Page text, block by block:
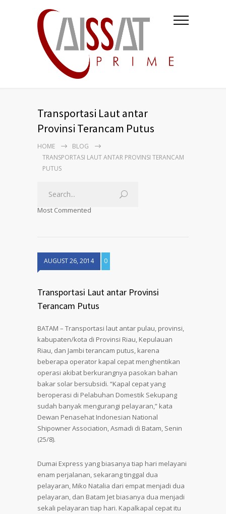
Transportasi Laut antar
Provinsi Terancam Putus
HOME
BLOG
TRANSPORTASI LAUT ANTAR PROVINSI TERANCAM
PUTUS
Most Commented
AUGUST 26, 2014 0
Transportasi Laut antar Provinsi
Terancam Putus
BATAM – Transportasi laut antar pulau, provinsi,
kabupaten/kota di Provinsi Riau, Kepulauan
Riau, dan Jambi terancam putus, karena
beberapa operator kapal cepat menghentikan
operasi akibat berkurangnya pasokan bahan
bakar solar bersubsidi. “Kapal cepat yang
beroperasi di Pelabuhan Domestik Sekupang
sudah banyak mengurangi pelayaran,” kata
Dewan Penasehat Indonesian National
Shipowner Association, Asmadi di Batam, Senin
(25/8).
Dumai Express yang biasanya tiap hari melayani
enam perjalanan, sekarang tinggal dua
pelayaran, Miko Natalia dari empat menjadi dua
pelayaran, dan Batam Jet biasanya dua menjadi
sekali pelayaran tiap hari. Kapalkapal cepat itu